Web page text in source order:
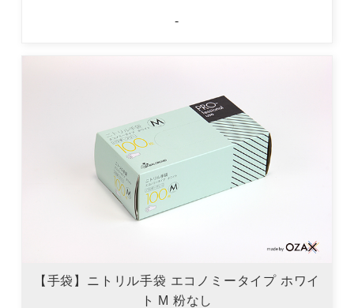
-
【手袋】ニトリル手袋 エコノミータイプ ホワイ
ト M 粉なし